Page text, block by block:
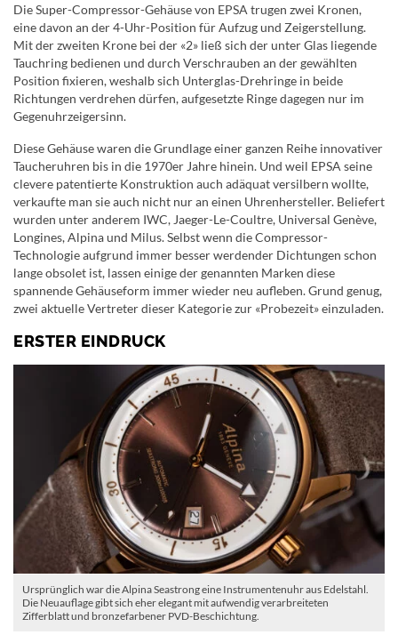
Die Super-Compressor-Gehäuse von EPSA trugen zwei Kronen,
eine davon an der 4-Uhr-Position für Aufzug und Zeigerstellung.
Mit der zweiten Krone bei der «2» ließ sich der unter Glas liegende
Tauchring bedienen und durch Verschrauben an der gewählten
Position fixieren, weshalb sich Unterglas-Drehringe in beide
Richtungen verdrehen dürfen, aufgesetzte Ringe dagegen nur im
Gegenuhrzeigersinn.
Diese Gehäuse waren die Grundlage einer ganzen Reihe innovativer
Taucheruhren bis in die 1970er Jahre hinein. Und weil EPSA seine
clevere patentierte Konstruktion auch adäquat versilbern wollte,
verkaufte man sie auch nicht nur an einen Uhrenhersteller. Beliefert
wurden unter anderem IWC, Jaeger-Le-Coultre, Universal Genève,
Longines, Alpina und Milus. Selbst wenn die Compressor-
Technologie aufgrund immer besser werdender Dichtungen schon
lange obsolet ist, lassen einige der genannten Marken diese
spannende Gehäuseform immer wieder neu aufleben. Grund genug,
zwei aktuelle Vertreter dieser Kategorie zur «Probezeit» einzuladen.
ERSTER EINDRUCK
Ursprünglich war die Alpina Seastrong eine Instrumentenuhr aus Edelstahl.
Die Neuauflage gibt sich eher elegant mit aufwendig verarbreiteten
Zifferblatt und bronzefarbener PVD-Beschichtung.